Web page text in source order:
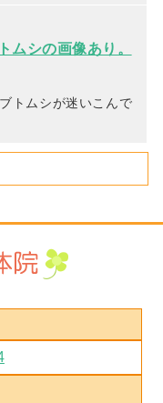
ムシの画像あり。
トムシが迷いこんで